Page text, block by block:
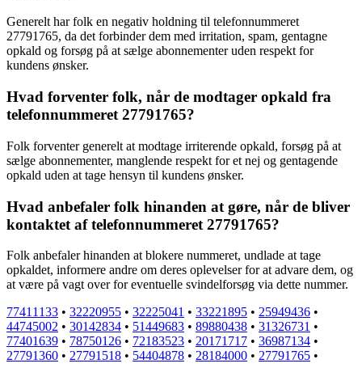
Generelt har folk en negativ holdning til telefonnummeret
27791765, da det forbinder dem med irritation, spam, gentagne
opkald og forsøg på at sælge abonnementer uden respekt for
kundens ønsker.
Hvad forventer folk, når de modtager opkald fra
telefonnummeret 27791765?
Folk forventer generelt at modtage irriterende opkald, forsøg på at
sælge abonnementer, manglende respekt for et nej og gentagende
opkald uden at tage hensyn til kundens ønsker.
Hvad anbefaler folk hinanden at gøre, når de bliver
kontaktet af telefonnummeret 27791765?
Folk anbefaler hinanden at blokere nummeret, undlade at tage
opkaldet, informere andre om deres oplevelser for at advare dem, og
at være på vagt over for eventuelle svindelforsøg via dette nummer.
77411133 • 32220955 • 32225041 • 33221895 • 25949436 •
44745002 • 30142834 • 51449683 • 89880438 • 31326731 •
77401639 • 78750126 • 72183523 • 20171717 • 36987134 •
27791360 • 27791518 • 54404878 • 28184000 • 27791765 •